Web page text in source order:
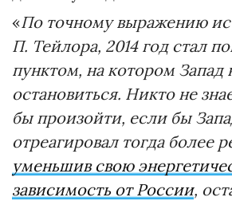
«По точному выражению
П. Тейлора, 2014 год стал
пунктом, на котором Запад
остановиться. Никто не
бы произойти, если бы
отреагировал тогда более
уменьшив свою
зависимость от России,